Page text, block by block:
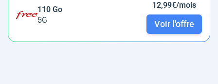
110 Go
5G
12,99€/mois
Voir l'offre